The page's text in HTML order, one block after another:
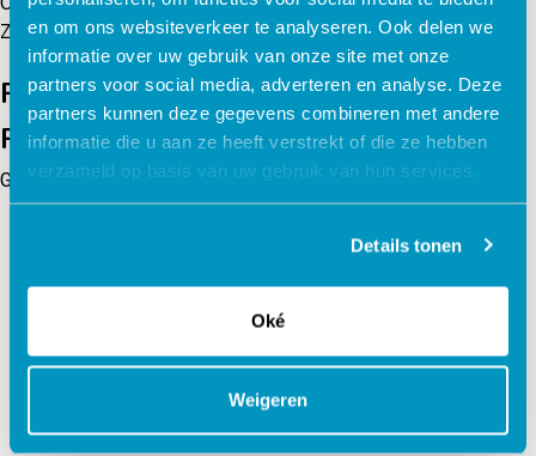
en om ons websiteverkeer te analyseren. Ook delen we
informatie over uw gebruik van onze site met onze
partners voor social media, adverteren en analyse. Deze
partners kunnen deze gegevens combineren met andere
informatie die u aan ze heeft verstrekt of die ze hebben
verzameld op basis van uw gebruik van hun services.
Details tonen
Oké
Weigeren
Zoeken
Zoeken
Recent Posts
Recent Comments
Geen reacties om weer te geven.
Jouw data veilig in de cloud